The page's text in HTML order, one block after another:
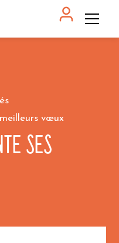
vœux
ses